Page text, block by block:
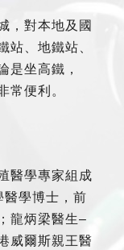
，對本地及國
站、地鐵站、
是坐高鐵，
常便利。
醫學專家組成
醫學博士，前
龍炳梁醫生–
威爾斯親王醫